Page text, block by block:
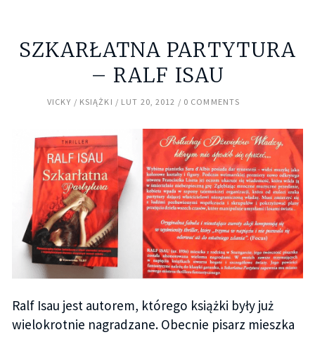
SZKARŁATNA PARTYTURA
– RALF ISAU
VICKY KSIĄŻKI LUT 20, 2012 0 COMMENTS
Ralf Isau jest autorem, którego książki były już
wielokrotnie nagradzane. Obecnie pisarz mieszka